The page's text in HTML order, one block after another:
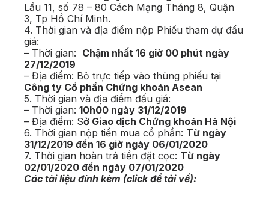
Lầu 11, số 78 – 80 Cách Mạng Tháng 8, Quận
3, Tp Hồ Chí Minh.
4. Thời gian và địa điểm nộp Phiếu tham dự đấu
giá:
– Thời gian: Chậm nhất 16 giờ 00 phút ngày
27/12/2019
– Địa điểm: Bỏ trực tiếp vào thùng phiếu tại
Công ty Cổ phần Chứng khoán Asean
5. Thời gian và địa điểm đấu giá:
– Thời gian: 10h00 ngày 31/12/2019
– Địa điểm: Sở Giao dịch Chứng khoán Hà Nội
6. Thời gian nộp tiền mua cổ phần: Từ ngày
31/12/2019 đến 16 giờ ngày 06/01/2020
7. Thời gian hoàn trả tiền đặt cọc: Từ ngày
02/01/2020 đến ngày 07/01/2020
Các tài liệu đính kèm (click để tải về):